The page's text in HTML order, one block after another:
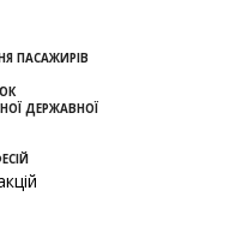
ПАСАЖИРІВ
ДЕРЖАВНОЇ